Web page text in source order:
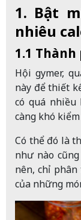
1. Bật
nhiêu
1.1
Hội gymer,
này để thiết
có quá
càng khó
Có thể đó là
như nào
nên, chỉ
của những